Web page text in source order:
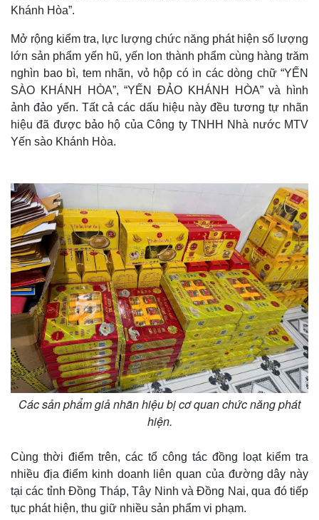
Khánh Hòa”.
Mở rộng kiểm tra, lực lượng chức năng phát hiện số lượng
lớn sản phẩm yến hũ, yến lon thành phẩm cùng hàng trăm
nghìn bao bì, tem nhãn, vỏ hộp có in các dòng chữ “YẾN
SÀO KHÁNH HÒA”, “YẾN ĐẢO KHÁNH HÒA” và hình
ảnh đảo yến. Tất cả các dấu hiệu này đều tương tự nhãn
hiệu đã được bảo hộ của Công ty TNHH Nhà nước MTV
Yến sào Khánh Hòa.
Các sản phẩm giả nhãn hiệu bị cơ quan chức năng phát
hiện.
Cùng thời điểm trên, các tổ công tác đồng loạt kiểm tra
nhiều địa điểm kinh doanh liên quan của đường dây này
tại các tỉnh Đồng Tháp, Tây Ninh và Đồng Nai, qua đó tiếp
tục phát hiện, thu giữ nhiều sản phẩm vi phạm.